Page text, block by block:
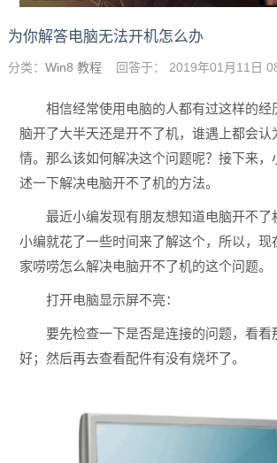
为你解答电脑无法开机怎么办
分类： Win8 教程 回答于： 2019年01月11日
相信经常使用电脑的人都有过这样的经
脑开了大半天还是开不了机，谁遇上都会认
情。那么该如何解决这个问题呢？接下来，
述一下解决电脑开不了机的方法。
最近小编发现有朋友想知道电脑开不了
小编就花了一些时间来了解这个，所以，现
家唠唠怎么解决电脑开不了机的这个问题。
打开电脑显示屏不亮：
要先检查一下是否是连接的问题，看看
好；然后再去查看配件有没有烧坏了。